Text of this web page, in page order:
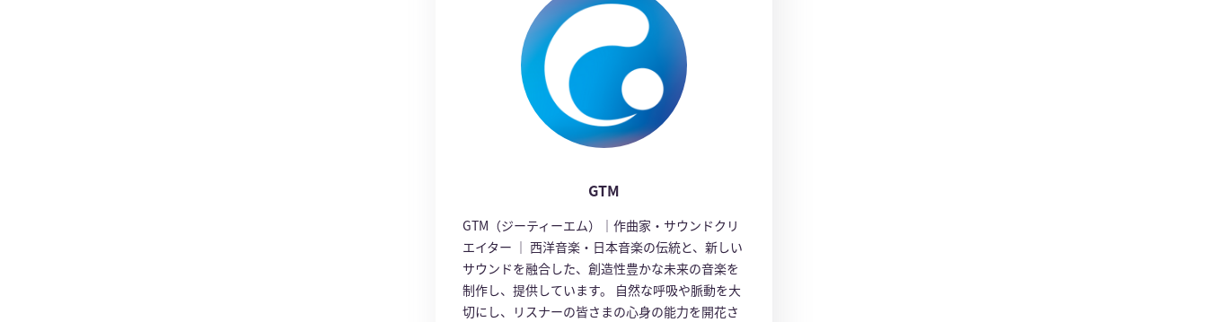
GTM
GTM（ジーティーエム）｜作曲家・サウンドクリ
エイター ｜ 西洋音楽・日本音楽の伝統と、新しい
サウンドを融合した、創造性豊かな未来の音楽を
制作し、提供しています。 自然な呼吸や脈動を大
切にし、リスナーの皆さまの心身の能力を開花さ